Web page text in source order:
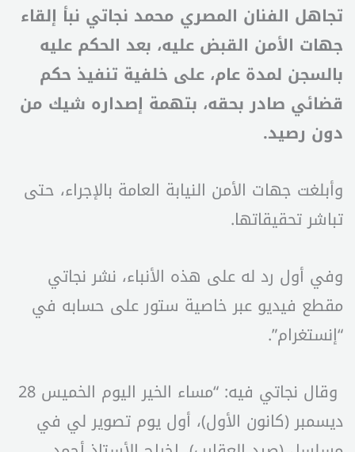
تجاهل الفنان المصري محمد نجاتي نبأ إلقاء
جهات الأمن القبض عليه، بعد الحكم عليه
بالسجن لمدة عام، على خلفية تنفيذ حكم
قضائي صادر بحقه، بتهمة إصداره شيك من
دون رصيد.
وأبلغت جهات الأمن النيابة العامة بالإجراء، حتى
تباشر تحقيقاتها.
وفي أول رد له على هذه الأنباء، نشر نجاتي
مقطع فيديو عبر خاصية ستور على حسابه في
“إنستغرام”.
وقال نجاتي فيه: “مساء الخير اليوم الخميس 28
ديسمبر (كانون الأول)، أول يوم تصوير لي في